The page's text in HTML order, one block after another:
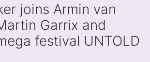
joins Armin van
Garrix and
festival UNTOLD